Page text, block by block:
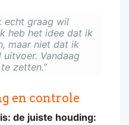
echt graag wil
heb het idee dat ik
maar niet dat ik
Vandaag
zetten.”
en controle
de juiste houding: